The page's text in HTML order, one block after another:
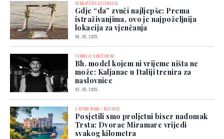
ROMANTIČNA DESTINACIJA
Gdje “da” zvuči najljepše: Prema
istraživanjima, ovo je najpoželjnija
lokacija za vjenčanja
06. 05. 2025.
FORMA JE KONSTANTNA
Bh. model kojem ni vrijeme ništa ne
može: Kaljanac u Italiji trenira za
naslovnice
03. 05. 2025.
U RITMU MORA I HISTORIJE
Posjetili smo proljetni biser nadomak
Trsta: Dvorac Miramare vrijedi
svakog kilometra